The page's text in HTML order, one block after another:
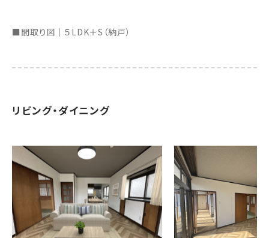
■間取り図｜５LDK＋S（納戸）
リビング・ダイニング